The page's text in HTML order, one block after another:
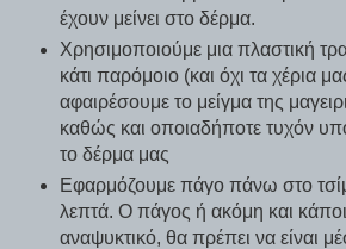
έχουν μείνει στο δέρμα.
Χρησιμοποιούμε μια πλαστική
κάτι παρόμοιο (και όχι τα χέρια
αφαιρέσουμε το μείγμα της
καθώς και οποιαδήποτε τυχόν
το δέρμα μας
Εφαρμόζουμε πάγο πάνω στο
λεπτά. Ο πάγος ή ακόμη και
αναψυκτικό, θα πρέπει να είναι